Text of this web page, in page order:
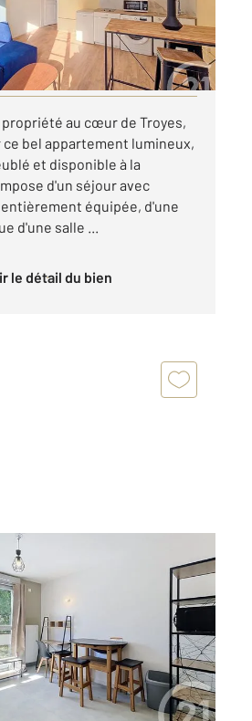
au cœur de Troyes,
bel appartement lumineux,
et disponible à la
d'un séjour avec
équipée, d'une
d'une salle ...
le détail du bien
F1 à louer